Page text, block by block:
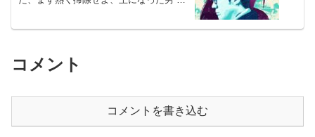
コメント
コメントを書き込む